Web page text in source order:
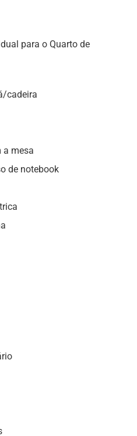
para o Quarto de
cadeira
a mesa
de notebook